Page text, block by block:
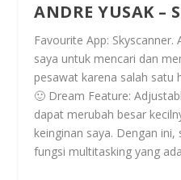
ANDRE YUSAK –
Favourite App:
saya untuk mencari dan
pesawat karena salah satu
🙂 Dream Feature:
dapat merubah besar
keinginan saya. Dengan
fungsi multitasking yang